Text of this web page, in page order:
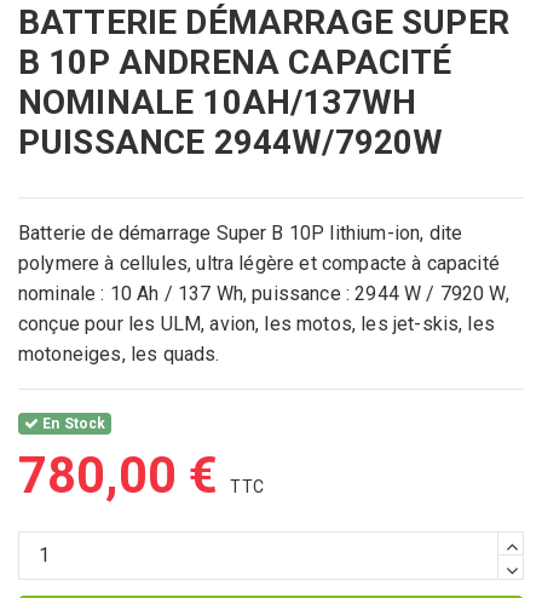
BATTERIE DÉMARRAGE SUPER
B 10P ANDRENA CAPACITÉ
NOMINALE 10AH/137WH
PUISSANCE 2944W/7920W
Batterie de démarrage Super B 10P lithium-ion, dite
polymere à cellules, ultra légère et compacte à capacité
nominale : 10 Ah / 137 Wh, puissance : 2944 W / 7920 W,
conçue pour les ULM, avion, les motos, les jet-skis, les
motoneiges, les quads.
En Stock
780,00 €